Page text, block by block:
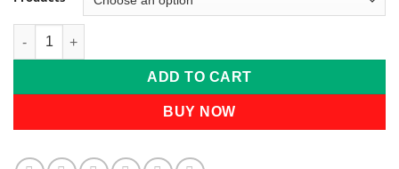
Bộ chăm sóc tóc toàn diện ALL ABOUT HAIR quantity
ADD TO CART
BUY NOW